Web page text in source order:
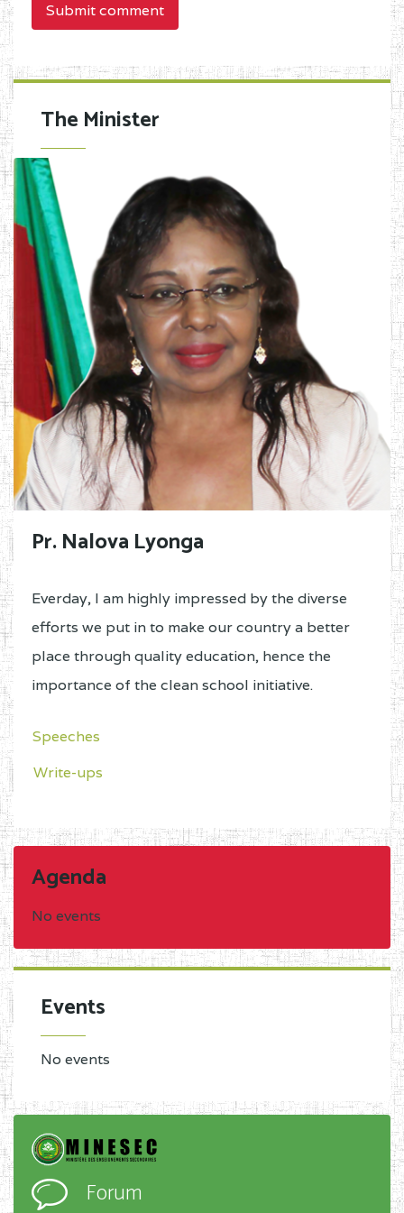
Submit comment
The Minister
Pr. Nalova Lyonga
Everday, I am highly impressed by the diverse
efforts we put in to make our country a better
place through quality education, hence the
importance of the clean school initiative.
Speeches
Write-ups
Agenda
No events
Events
No events
Forum